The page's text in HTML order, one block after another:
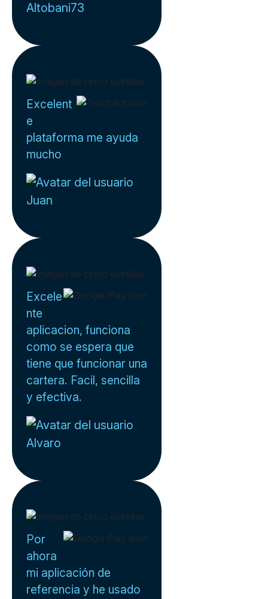
Altobani73
Excelent
e
plataforma me ayuda
mucho
Juan
Excele
nte
aplicacion, funciona
como se espera que
tiene que funcionar una
cartera. Facil, sencilla
y efectiva.
Alvaro
Por
ahora
mi aplicación de
referencia y he usado